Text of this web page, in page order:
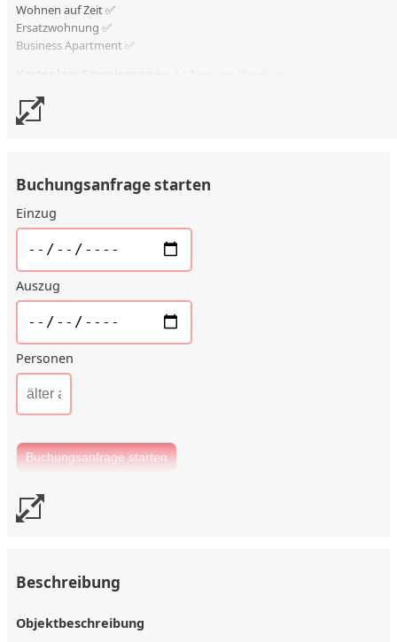
Wohnen auf Zeit ✅
Ersatzwohnung ✅
Business Apartment ✅
Buchungsanfrage starten
Einzug
Auszug
Personen
Beschreibung
Objektbeschreibung